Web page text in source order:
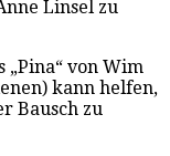
Linsel zu
„Pina“ von Wim
kann helfen,
Bausch zu